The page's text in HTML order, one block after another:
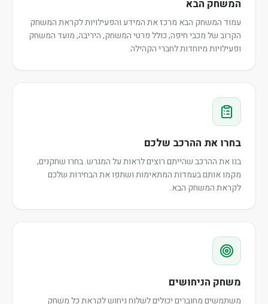
המשחק הבא
עמוד המשחק הבא מרכז את המידע והפעילויות לקראת המשחק
הקרוב של מכבי חיפה, כולל פרטי המשחק, היריבה, מועד המשחק
ופעילויות מיוחדות לחברי הקהילה.
בחרו את ההרכב שלכם
בנו את ההרכב שהייתם רוצים לראות על המגרש. בחרו שחקנים,
מקמו אותם בעמדות המתאימות ושתפו את הבחירות שלכם
לקראת המשחק הבא.
משחק הניחושים
משתמשים מחוברים יכולים לשלוח ניחוש לקראת כל משחק